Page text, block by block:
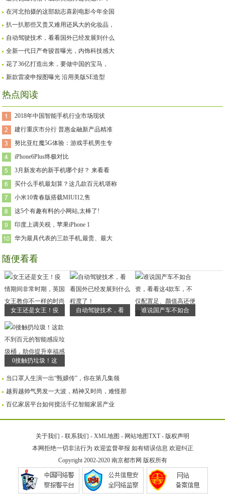
在河北拍摄的这部励志喜剧电影今年全国
扒一扒那些又贵又难用还风大的化妆品，
自动驾驶技术，看看国外已经发展到什么
全新一代日产奇骏首曝光，内饰科技感大
花了36亿打造出来，要做中国的宝马，
新款雷凌申报图曝光 沿用美版SE造型
热点阅读
2018年中国智能手机行业市场现状
建行重庆市分行 普惠金融新产品精准
努比亚红魔5G体验：游戏手机男生专
iPhone6Plus终极对比
3月新发布的新手机哪个好？ 来看看
买什么手机最划算？这几款百元机堪称
小米10青春版搭载MIUI12,售
这5个有趣有料的小网站,太棒了!
印度上调关税，苹果iPhone 1
华为最具代表的三款手机,最贵、最大
随便看看
女王还是女王！疫 自动驾驶技术，看 谁说国产车不如合
0接触扔垃圾！这
当口罩人生演一出“甄嬛传”，你在第几集领
越剪越帅气男发一大波，精神又时尚，难怪那
百亿家居平台如何搅活千亿智能家居产业
关于我们 - 联系我们 - XML地图 - 网站地图TXT- 版权声明
本网拒绝一切非法行为 欢迎监督举报 如有错误信息 欢迎纠正
Copyright 2002-2020 南京都市网 版权所有